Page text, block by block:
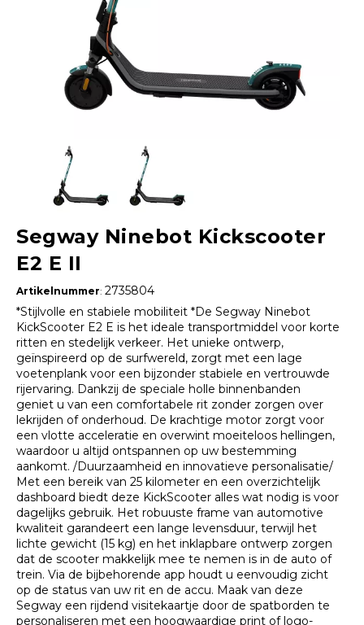
Segway Ninebot Kickscooter
E2 E II
Artikelnummer:2735804
*Stijlvolle en stabiele mobiliteit *De Segway Ninebot
KickScooter E2 E is het ideale transportmiddel voor korte
ritten en stedelijk verkeer. Het unieke ontwerp,
geïnspireerd op de surfwereld, zorgt met een lage
voetenplank voor een bijzonder stabiele en vertrouwde
rijervaring. Dankzij de speciale holle binnenbanden
geniet u van een comfortabele rit zonder zorgen over
lekrijden of onderhoud. De krachtige motor zorgt voor
een vlotte acceleratie en overwint moeiteloos hellingen,
waardoor u altijd ontspannen op uw bestemming
aankomt. /Duurzaamheid en innovatieve personalisatie/
Met een bereik van 25 kilometer en een overzichtelijk
dashboard biedt deze KickScooter alles wat nodig is voor
dagelijks gebruik. Het robuuste frame van automotive
kwaliteit garandeert een lange levensduur, terwijl het
lichte gewicht (15 kg) en het inklapbare ontwerp zorgen
dat de scooter makkelijk mee te nemen is in de auto of
trein. Via de bijbehorende app houdt u eenvoudig zicht
op de status van uw rit en de accu. Maak van deze
Segway een rijdend visitekaartje door de spatborden te
personaliseren met een hoogwaardige print of logo-